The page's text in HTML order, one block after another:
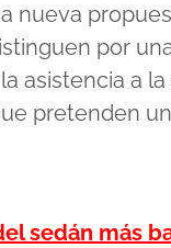
nueva
por
asistencia a
pretenden
sedán más